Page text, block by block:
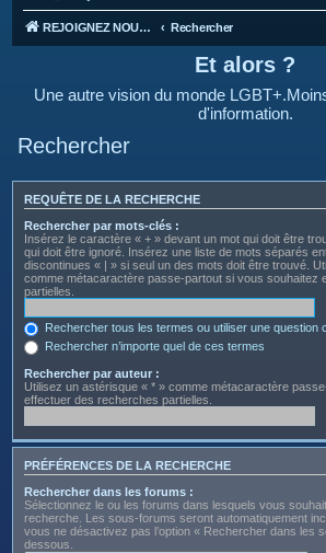
REJOIGNEZ NOUS SUR DISCORD : https://discord.gg/4C2Bvub Rechercher
Et alors ?
Une autre vision du monde
d'information.
Rechercher
REQUÊTE DE LA RECHERCHE
Rechercher par mots-clés :
Insérez le caractère « + » devant un mot qui doit être
qui doit être ignoré. Insérez une liste de mots séparés
discontinues « | » si seul un des mots doit être trouvé.
comme métacaractère passe-partout si vous souhaitez
partielles.
Rechercher tous les termes ou utiliser une question
Rechercher n’importe quel de ces termes
Rechercher par auteur :
Utilisez un astérisque « * » comme métacaractère
effectuer des recherches partielles.
PRÉFÉRENCES DE LA RECHERCHE
Rechercher dans les forums :
Sélectionnez le ou les forums dans lesquels vous
recherche. Les sous-forums seront automatiquement
vous ne désactivez pas l’option « Rechercher dans les
dessous.